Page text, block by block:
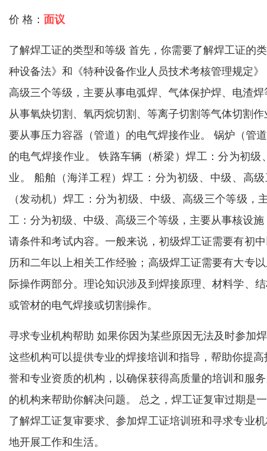
价 格： 面议
了解焊工证的类型和等级 首先，你需要了解焊工证的
种设备法》和《特种设备作业人员技术考核管理规定
高级三个等级，主要从事电弧焊、气体保护焊、电渣
从事氧炔切割、氧丙烷切割、等离子切割等气体切割
要从事压力容器（管道）的电气焊接作业。 锅炉（管
的电气焊接作业。 铁路车辆（桥梁）焊工：分为初
业。 船舶（海洋工程）焊工：分为初级、中级、高
（发动机）焊工：分为初级、中级、高级三个等级
工：分为初级、中级、高级三个等级，主要从事核设
请条件和考试内容。一般来说，初级焊工证需要有初
历和二年以上相关工作经验；高级焊工证需要有大专
际操作两部分。理论知识涉及到焊接原理、材料学、
或管材的电气焊接或切割操作。
寻求专业机构帮助 如果你因为某些原因无法及时参加
这些机构可以提供专业的焊接培训和指导，帮助你提
誉和专业资质的机构，以确保获得高质量的培训和服
的机构来帮助你解决问题。 总之，焊工证复审过期是
了解焊工证复审要求、参加焊工证培训班和寻求专业
地开展工作和生活。